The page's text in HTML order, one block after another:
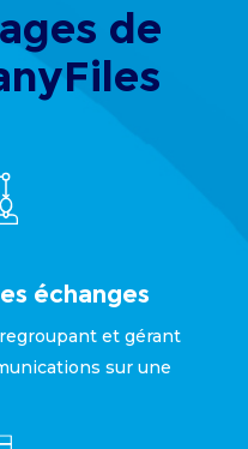
de
échanges
et gérant
sur une